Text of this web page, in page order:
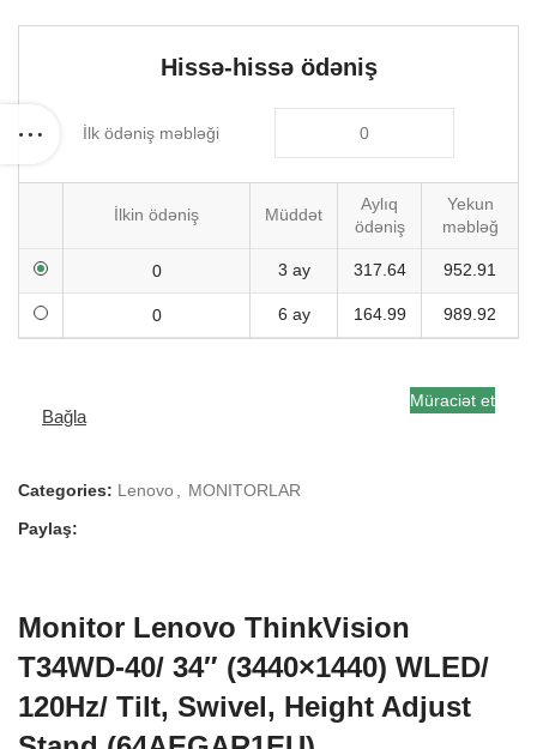
Hissə-hissə ödəniş
İlk ödəniş məbləği
İlkin ödəniş Müddət
Aylıq
ödəniş
Yekun
məbləğ
3 ay 317.64 952.91
6 ay 164.99 989.92
Bağla
Müraciət et
Categories: Lenovo
MONITORLAR
Paylaş:
Monitor Lenovo ThinkVision
T34WD-40/ 34″ (3440×1440) WLED/
120Hz/ Tilt, Swivel, Height Adjust